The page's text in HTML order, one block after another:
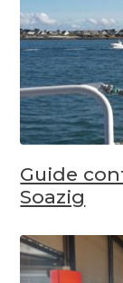
Guide
Soazig